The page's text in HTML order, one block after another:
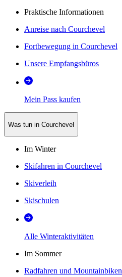
Praktische Informationen
Anreise nach Courchevel
Fortbewegung in Courchevel
Unsere Empfangsbüros
Mein Pass kaufen
Was tun in Courchevel
Im Winter
Skifahren in Courchevel
Skiverleih
Skischulen
Alle Winteraktivitäten
Im Sommer
Radfahren und Mountainbiken